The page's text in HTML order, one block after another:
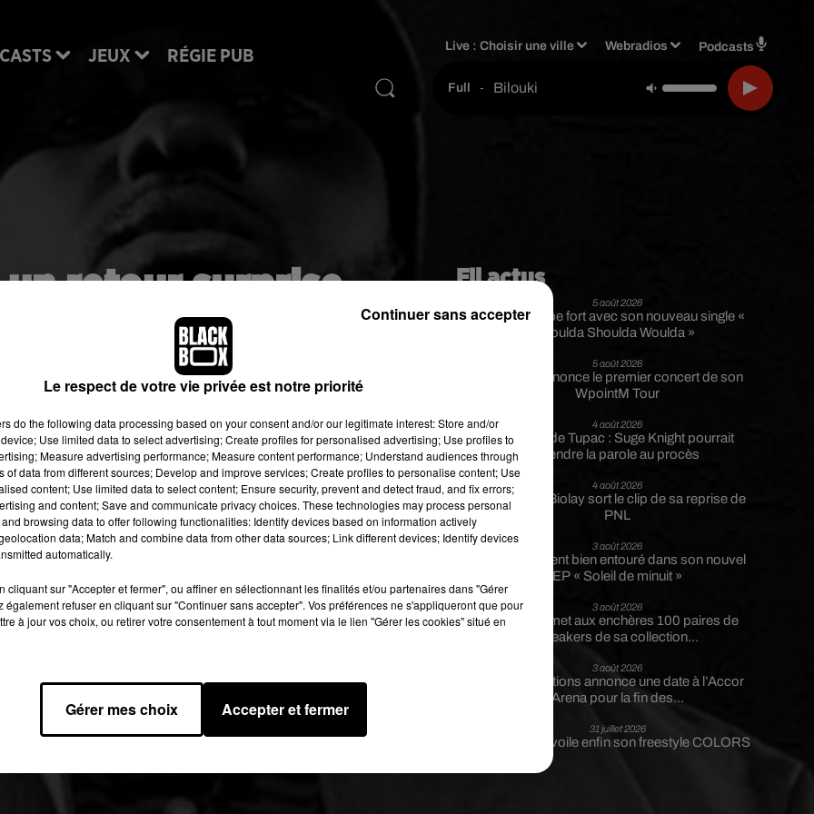
JEUX RÉGIE PUB
Live :Choisir une ville Webradios Podcasts
Full - Bilouki
retour surprise…
revenir avec un nouvel album pour la fin
que d'une rumeur. Cette nouvelle n'est pas
par l'intéressé.
Wikipedia
je le suis », En 2012 et en 2013, on a pu le voir apparaitre en
apprenait qu’il avait rejoint le label Polydor, puis plus rien. Seul
ce tweet, il annonçait son grand retour avec un quatrième
et plus aucune information sur le projet n’a filtré.
Elle est partie du site amazon. Ce site annonce un album d’un
Cet album est intitulé « Back to Back ». Ces informations
le tweet posté par Sefyu, il y a presque un an. Pour autant, il
back#YUSEF
22 septembre 2017
Fil actus
5 août 2026
Russ frappe fort avec son nouveau single «
Coulda Shoulda Woulda »
5 août 2026
Tiakola annonce le premier concert de son
WpointM Tour
4 août 2026
Meurtre de Tupac : Suge Knight pourrait
prendre la parole au procès
4 août 2026
Benjamin Biolay sort le clip de sa reprise de
PNL
3 août 2026
Rim’K revient bien entouré dans son nouvel
EP « Soleil de minuit »
3 août 2026
Eminem met aux enchères 100 paires de
sneakers de sa collection...
3 août 2026
Lena Situations annonce une date à l’Accor
Arena pour la fin des...
31 juillet 2026
Guizmo dévoile enfin son freestyle COLORS
Le respect de votre vie privée est notre priorité
do the following data processing based on your consent and/or our legitimate interest: Store and/or
Use limited data to select advertising; Create profiles for personalised advertising; Use profiles to
Measure advertising performance; Measure content performance; Understand audiences through
of data from different sources; Develop and improve services; Create profiles to personalise content; Use
content; Use limited data to select content; Ensure security, prevent and detect fraud, and fix errors;
and content; Save and communicate privacy choices. These technologies may process personal
browsing data to offer following functionalities: Identify devices based on information actively
data; Match and combine data from other data sources; Link different devices; Identify devices
automatically.
cliquant sur "Accepter et fermer", ou affiner en sélectionnant les finalités et/ou partenaires dans "Gérer
également refuser en cliquant sur "Continuer sans accepter". Vos préférences ne s'appliqueront que pour
à jour vos choix, ou retirer votre consentement à tout moment via le lien "Gérer les cookies" situé en
Gérer mes choix Accepter et fermer
Continuer sans accepter